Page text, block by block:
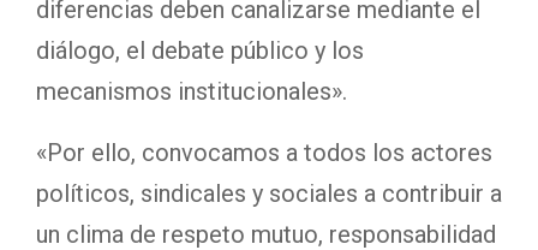
diferencias deben canalizarse mediante el
diálogo, el debate público y los
mecanismos institucionales».
«Por ello, convocamos a todos los actores
políticos, sindicales y sociales a contribuir a
un clima de respeto mutuo, responsabilidad